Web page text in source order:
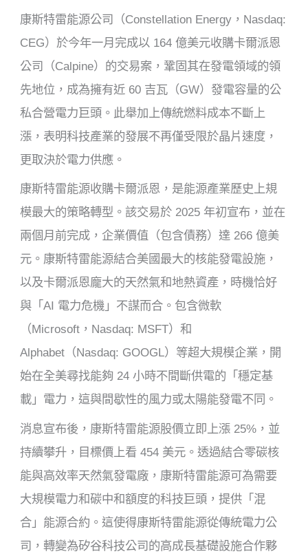
康斯特雷能源公司（Constellation Energy，Nasdaq:
CEG）於今年一月完成以 164 億美元收購卡爾派恩
公司（Calpine）的交易案，鞏固其在發電領域的領
先地位，成為擁有近 60 吉瓦（GW）發電容量的公
私合營電力巨頭。此舉加上傳統燃料成本不斷上
漲，表明科技產業的發展不再僅受限於晶片速度，
更取決於電力供應。
康斯特雷能源收購卡爾派恩，是能源產業歷史上規
模最大的策略轉型。該交易於 2025 年初宣布，並在
兩個月前完成，企業價值（包含債務）達 266 億美
元。康斯特雷能源結合美國最大的核能發電設施，
以及卡爾派恩龐大的天然氣和地熱資產，時機恰好
與「AI 電力危機」不謀而合。包含微軟
（Microsoft，Nasdaq: MSFT）和
Alphabet（Nasdaq: GOOGL）等超大規模企業，開
始在全美尋找能夠 24 小時不間斷供電的「穩定基
載」電力，這與間歇性的風力或太陽能發電不同。
消息宣布後，康斯特雷能源股價立即上漲 25%，並
持續攀升，目標價上看 454 美元。透過結合零碳核
能與高效率天然氣發電廠，康斯特雷能源可為需要
大規模電力和碳中和額度的科技巨頭，提供「混
合」能源合約。這使得康斯特雷能源從傳統電力公
司，轉變為矽谷科技公司的高成長基礎設施合作夥